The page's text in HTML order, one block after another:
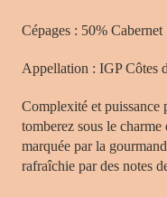
Cépages : 50%
Appellation : IGP Côtes
Complexité et puissance
tomberez sous le
marquée par la
rafraîchie par des notes